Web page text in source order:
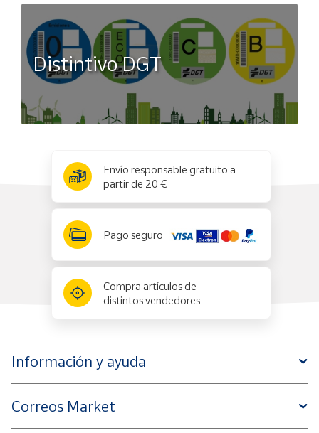
Distintivo DGT
Envío responsable gratuito a
partir de 20 €
Pago seguro
Compra artículos de
distintos vendedores
Información y ayuda
Correos Market